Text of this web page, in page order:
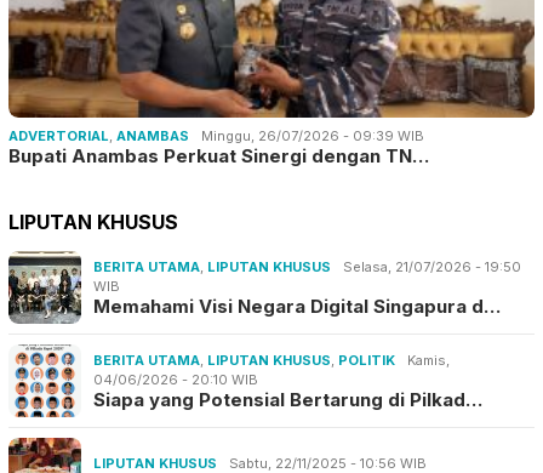
ADVERTORIAL, ANAMBAS Minggu, 26/07/2026 - 09:39 WIB
Bupati Anambas Perkuat Sinergi dengan TN…
LIPUTAN KHUSUS
BERITA UTAMA, LIPUTAN KHUSUS
Selasa, 21/07/2026 - 19:50
WIB
Memahami Visi Negara Digital Singapura d…
BERITA UTAMA, LIPUTAN KHUSUS, POLITIK
Kamis,
04/06/2026 - 20:10 WIB
Siapa yang Potensial Bertarung di Pilkad…
LIPUTAN KHUSUS Sabtu, 22/11/2025 - 10:56 WIB